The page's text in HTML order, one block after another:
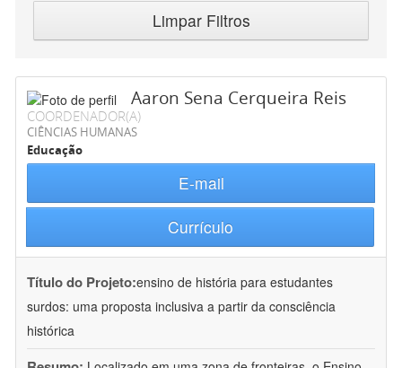
Limpar Filtros
Aaron Sena Cerqueira Reis
COORDENADOR(A)
CIÊNCIAS HUMANAS
Educação
E-mail
Currículo
Título do Projeto:ensino de história para estudantes
surdos: uma proposta inclusiva a partir da consciência
histórica